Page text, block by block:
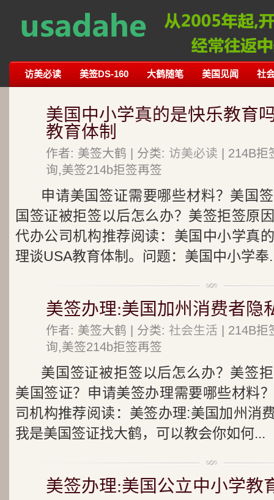
访美必读 美签DS-160 大鹤随笔 美国见闻 社
美国中小学真的是快乐教育
教育体制
作者: 美签大鹤 | 分类: 访美必读 | 214B
询,美签214b拒签再签
申请美国签证需要哪些材料？美国
国签证被拒签以后怎么办？美签拒签原
代办公司机构推荐阅读：美国中小学真
理谈USA教育体制。问题：美国中小学奉
美签办理:美国加州消费者隐
作者: 美签大鹤 | 分类: 社会生活 | 214B
询,美签214b拒签再签
美国签证被拒签以后怎么办？美签
美国签证？申请美签办理需要哪些材料
司机构推荐阅读：美签办理:美国加州消
我是美国签证找大鹤，可以教会你如何...
美签办理:美国公立中小学教